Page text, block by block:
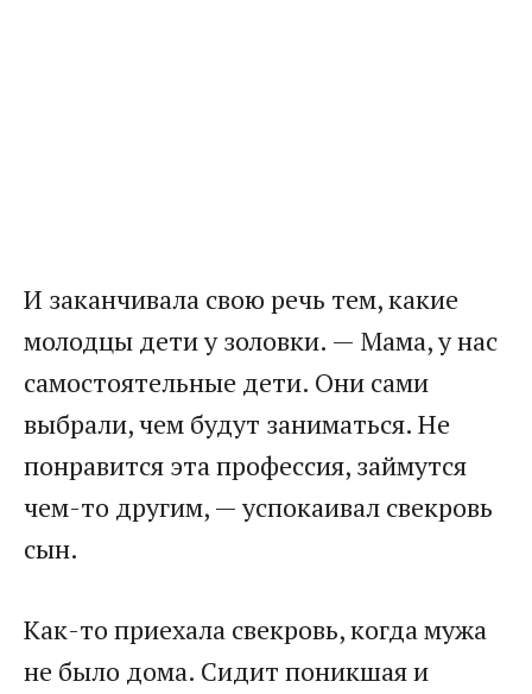
И заканчивала свою речь тем, какие
молодцы дети у золовки. — Мама, у нас
самостоятельные дети. Они сами
выбрали, чем будут заниматься. Не
понравится эта профессия, займутся
чем-то другим, — успокаивал свекровь
сын.
Как-то приехала свекровь, когда мужа
не было дома. Сидит поникшая и